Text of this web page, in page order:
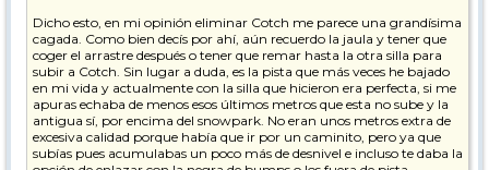
Dicho esto, en mi opinión eliminar Cotch me parece una grandísima
cagada. Como bien decís por ahí, aún recuerdo la jaula y tener que
coger el arrastre después o tener que remar hasta la otra silla para
subir a Cotch. Sin lugar a duda, es la pista que más veces he bajado
en mi vida y actualmente con la silla que hicieron era perfecta, si me
apuras echaba de menos esos últimos metros que esta no sube y la
antigua sí, por encima del snowpark. No eran unos metros extra de
excesiva calidad porque había que ir por un caminito, pero ya que
subías pues acumulabas un poco más de desnivel e incluso te daba la